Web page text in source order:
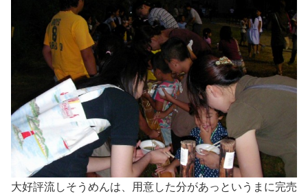
大好評流しそうめんは、用意した分があっというまに完売